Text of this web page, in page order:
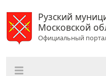
Рузский
Московской
Официальный